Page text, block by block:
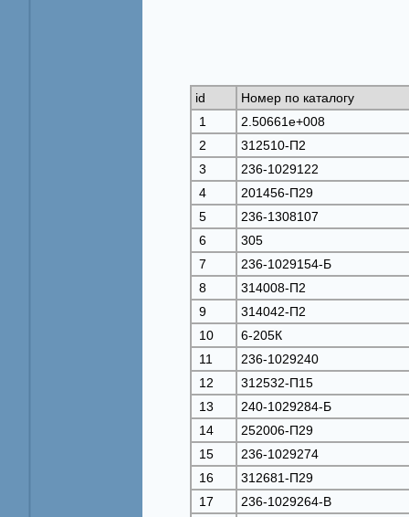
id
Номер по каталогу
1
2.50661e+008
2
312510-П2
3
236-1029122
4
201456-П29
5
236-1308107
6
305
7
236-1029154-Б
8
314008-П2
9
314042-П2
10
6-205К
11
236-1029240
12
312532-П15
13
240-1029284-Б
14
252006-П29
15
236-1029274
16
312681-П29
17
236-1029264-В